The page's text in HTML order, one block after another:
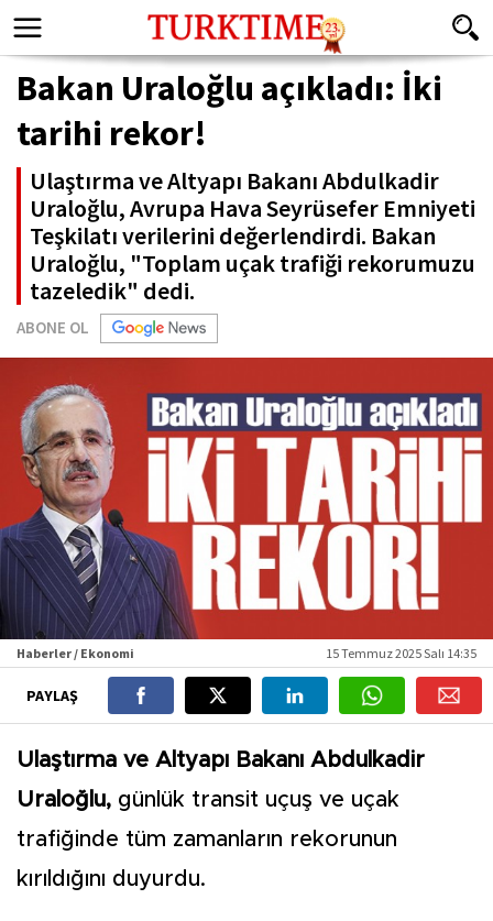
Bakan Uraloğlu açıkladı: İki
tarihi rekor!
Ulaştırma ve Altyapı Bakanı Abdulkadir
Uraloğlu, Avrupa Hava Seyrüsefer Emniyeti
Teşkilatı verilerini değerlendirdi. Bakan
Uraloğlu, "Toplam uçak trafiği rekorumuzu
tazeledik" dedi.
ABONE OL
Haberler / Ekonomi 15 Temmuz 2025 Salı 14:35
PAYLAŞ
Ulaştırma ve Altyapı Bakanı Abdulkadir
Uraloğlu, günlük transit uçuş ve uçak
trafiğinde tüm zamanların rekorunun
kırıldığını duyurdu.